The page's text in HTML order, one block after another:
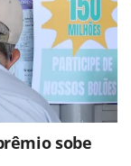
sobe